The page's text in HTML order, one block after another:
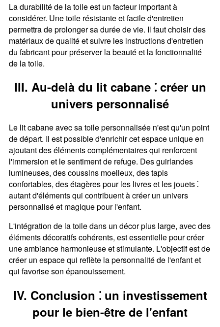
La durabilité de la toile est un facteur important à
considérer. Une toile résistante et facile d'entretien
permettra de prolonger sa durée de vie. Il faut choisir des
matériaux de qualité et suivre les instructions d'entretien
du fabricant pour préserver la beauté et la fonctionnalité
de la toile.
III. Au-delà du lit cabane ⁚ créer un
univers personnalisé
Le lit cabane avec sa toile personnalisée n'est qu'un point
de départ. Il est possible d'enrichir cet espace unique en
ajoutant des éléments complémentaires qui renforcent
l'immersion et le sentiment de refuge. Des guirlandes
lumineuses, des coussins moelleux, des tapis
confortables, des étagères pour les livres et les jouets ⁚
autant d'éléments qui contribuent à créer un univers
personnalisé et magique pour l'enfant.
L'intégration de la toile dans un décor plus large, avec des
éléments décoratifs cohérents, est essentielle pour créer
une ambiance harmonieuse et stimulante. L'objectif est de
créer un espace qui reflète la personnalité de l'enfant et
qui favorise son épanouissement.
IV. Conclusion ⁚ un investissement
pour le bien-être de l'enfant